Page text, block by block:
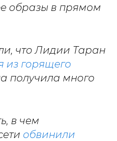
образы в прямом
что Лидии Таран
из горящего
получила много
в чем
обвинили